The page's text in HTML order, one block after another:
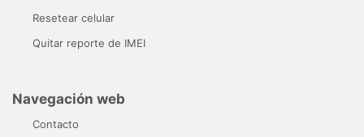
Resetear celular
Quitar reporte de IMEI
Navegación web
Contacto